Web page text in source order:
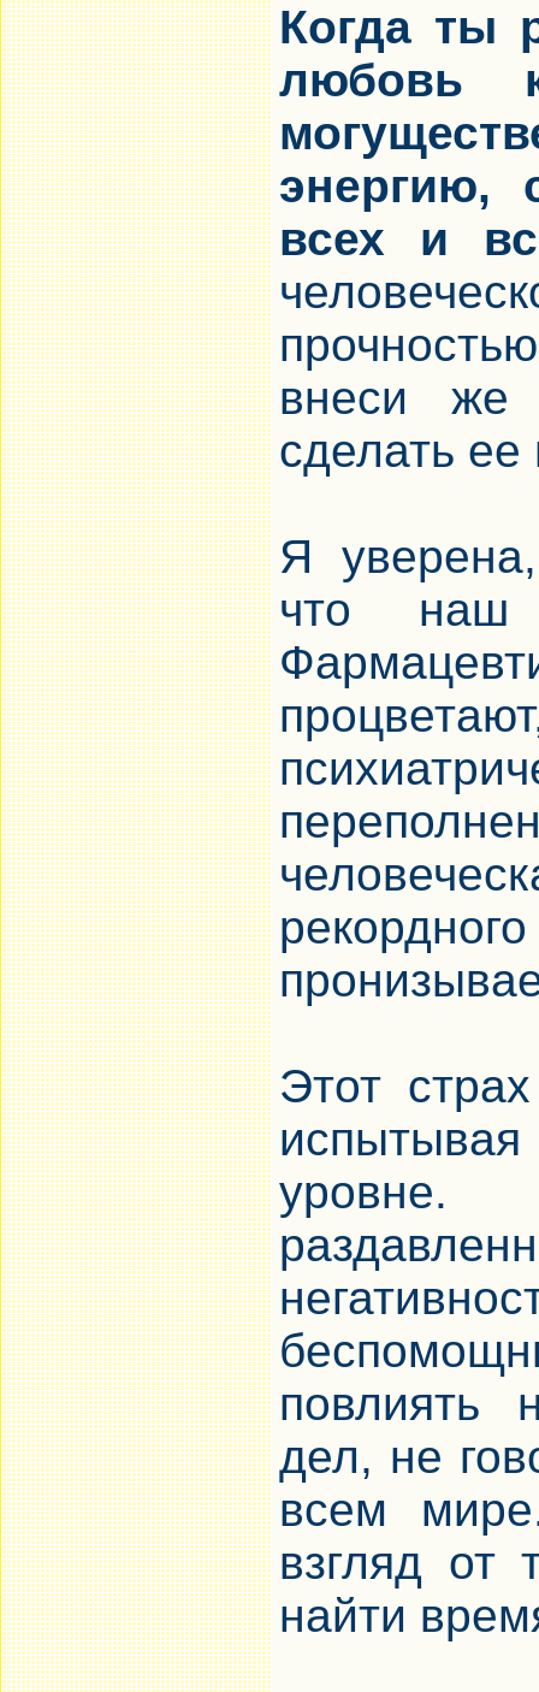
Когда ты
любовь
энергию,
всех и
внеси
сделать ее
Я
что наш
Этот
повлиять
дел, не
всем
взгляд от
найти